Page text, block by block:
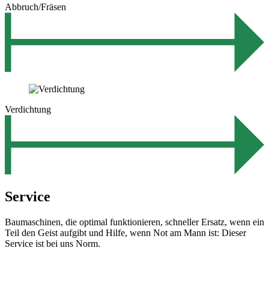
Abbruch/Fräsen
Verdichtung
Service
Baumaschinen, die optimal funktionieren, schneller Ersatz, wenn ein
Teil den Geist aufgibt und Hilfe, wenn Not am Mann ist: Dieser
Service ist bei uns Norm.